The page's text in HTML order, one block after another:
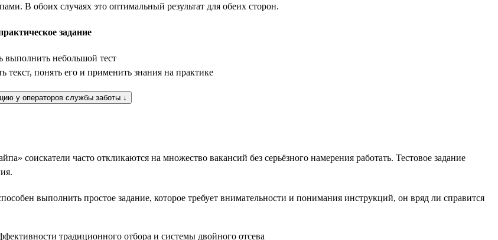
В обоих случаях это оптимальный результат для обеих сторон.
задание
выполнить небольшой тест
понять его и применить знания на практике
у операторов службы заботы ↓
соискатели часто откликаются на множество вакансий без серьёзного намерения работать. Тестовое задание
выполнить простое задание, которое требует внимательности и понимания инструкций, он вряд ли справится